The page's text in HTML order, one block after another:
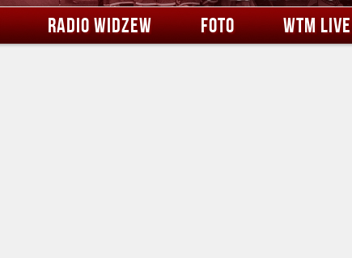
RADIO WIDZEW FOTO WTM LIVE